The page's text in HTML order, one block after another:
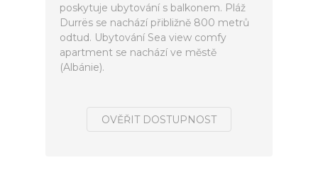
poskytuje ubytování s balkonem. Pláž
Durrës se nachází přibližně 800 metrů
odtud. Ubytování Sea view comfy
apartment se nachází ve městě
(Albánie).
OVĚŘIT DOSTUPNOST